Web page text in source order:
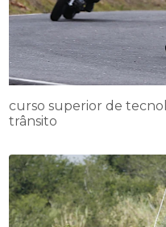
curso superior de
trânsito